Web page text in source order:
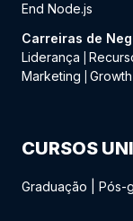
End Node.js
Carreiras de
Liderança
Marketing
CURSOS
Graduação Pós-